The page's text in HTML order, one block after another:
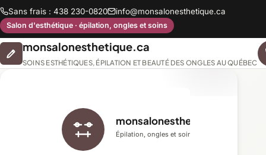
Sans frais : 438 230-0820 info@monsalonesthetique.ca
Salon d'esthétique · épilation, ongles et soins
monsalonesthetique.ca
SOINS ESTHÉTIQUES, ÉPILATION ET BEAUTÉ DES ONGLES AU QUÉBEC
monsalonesthetique.ca
Épilation, ongles et soins du visage